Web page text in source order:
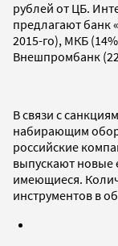
рублей от ЦБ.
предлагают банк
2015-го), МКБ
Внешпромбанк
В связи с
набирающим
российские
выпускают новые
имеющиеся.
инструментов в